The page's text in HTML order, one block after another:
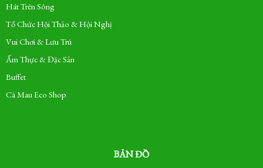
Hát Trên Sông
Tổ Chức Hội Thảo & Hội Nghị
Vui Chơi & Lưu Trú
Ẩm Thực & Đặc Sản
Buffet
Cà Mau Eco Shop
BẢN ĐỒ